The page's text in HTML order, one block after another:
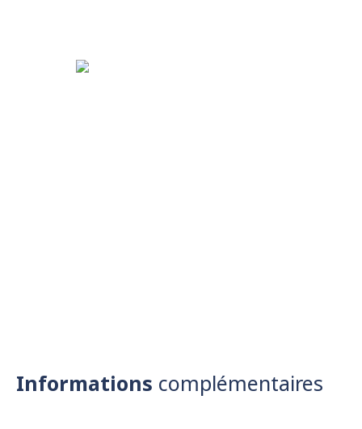
Informations complémentaires